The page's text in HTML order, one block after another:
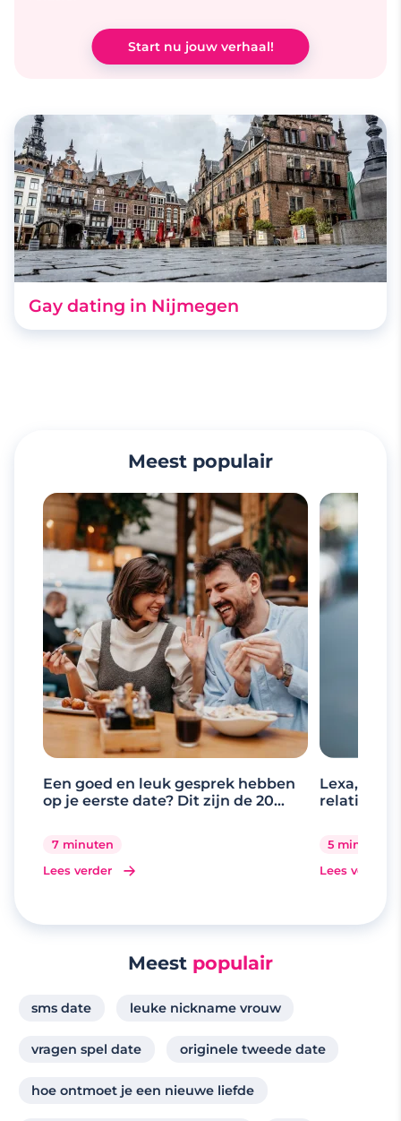
Start nu jouw verhaal!
Gay dating in Nijmegen
Meest populair
Een goed en leuk gesprek hebben
op je eerste date? Dit zijn de 20
7 minuten
Lees verder
Lexa, de
relaties
5 minuten
Lees verder
Meest populair
sms date leuke nickname vrouw
vragen spel date originele tweede date
hoe ontmoet je een nieuwe liefde